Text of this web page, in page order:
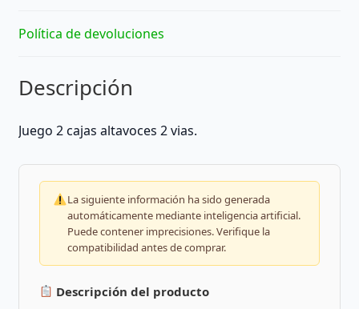
Política de devoluciones
Descripción
Juego 2 cajas altavoces 2 vias.
La siguiente información ha sido generada
automáticamente mediante inteligencia artificial.
Puede contener imprecisiones. Verifique la
compatibilidad antes de comprar.
Descripción del producto